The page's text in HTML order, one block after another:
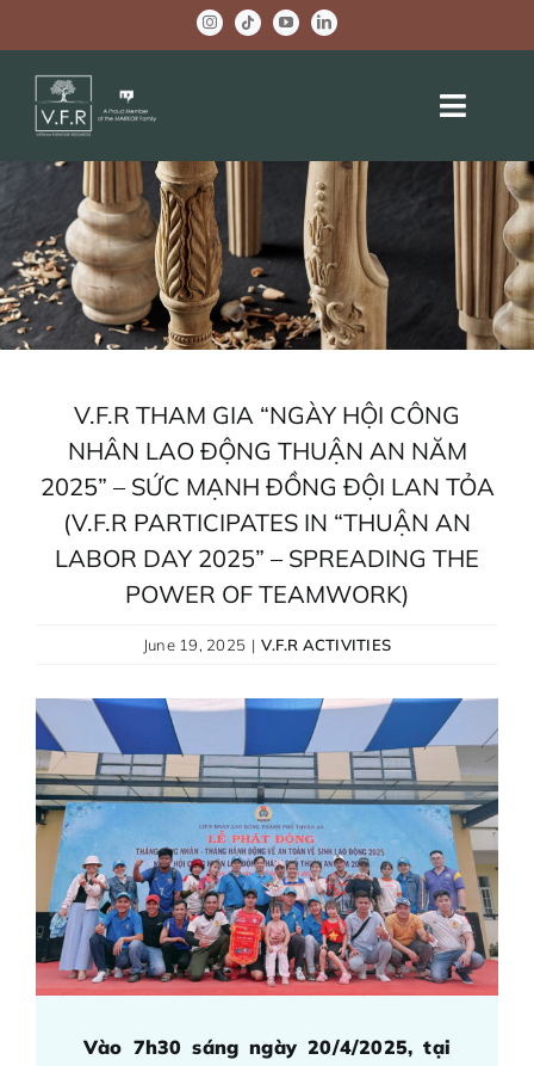
to
content
Toggle
ABOUT US
OEM PROJECTS
COMPANY NEWS
WELLBEING CENTER
GOAL REWARDS
V.F.R THAM GIA “NGÀY HỘI CÔNG
NHÂN LAO ĐỘNG THUẬN AN NĂM
2025” – SỨC MẠNH ĐỒNG ĐỘI LAN TỎA
(V.F.R PARTICIPATES IN “THUẬN AN
LABOR DAY 2025” – SPREADING THE
POWER OF TEAMWORK)
June 19, 2025 | V.F.R ACTIVITIES
Vào 7h30 sáng ngày 20/4/2025, tại